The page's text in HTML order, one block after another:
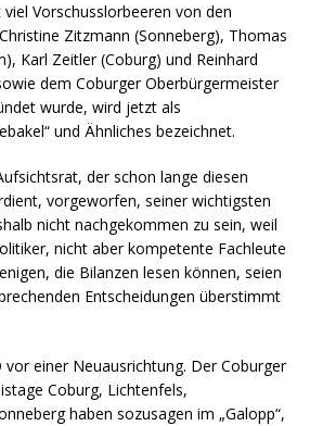
Vorschusslorbeeren von den
Zitzmann (Sonneberg), Thomas
Karl Zeitler (Coburg) und Reinhard
dem Coburger Oberbürgermeister
wurde, wird jetzt als
und Ähnliches bezeichnet.
der schon lange diesen
vorgeworfen, seiner wichtigsten
nicht nachgekommen zu sein, weil
nicht aber kompetente Fachleute
die Bilanzen lesen können, seien
Entscheidungen überstimmt
vor einer Neuausrichtung. Der Coburger
Coburg, Lichtenfels,
haben sozusagen im „Galopp“,